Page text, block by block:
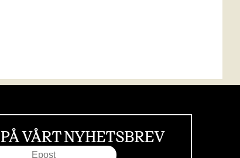
VÅRT NYHETSBREV